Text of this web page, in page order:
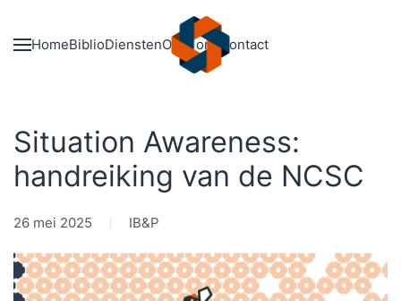
Skip to main content
HomeBiblioDienstenOver onsContact
Situation Awareness:
handreiking van de NCSC
26 mei 2025 IB&P